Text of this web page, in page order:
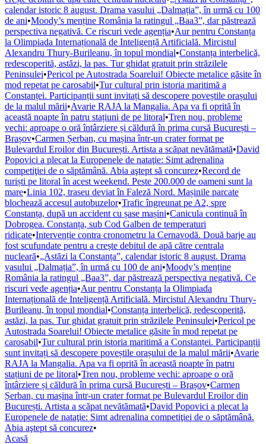
calendar istoric 8 august. Drama vasului „Dalmația”, în urmă cu 100
de ani•Moody’s menține România la ratingul „Baa3”, dar păstrează
perspectiva negativă. Ce riscuri vede agenția•Aur pentru Constanța
la Olimpiada Internațională de Inteligență Artificială. Mircistul
Alexandru Thury-Burileanu, în topul mondial•Constanța interbelică,
redescoperită, astăzi, la pas. Tur ghidat gratuit prin străzilele
Peninsulei•Pericol pe Autostrada Soarelui! Obiecte metalice găsite în
mod repetat pe carosabil•Tur cultural prin istoria maritimă a
Constanței. Participanții sunt invitați să descopere poveștile orașului
de la malul mării•Avarie RAJA la Mangalia. Apa va fi oprită în
această noapte în patru stațiuni de pe litoral•Tren nou, probleme
vechi: aproape o oră întârziere și căldură în prima cursă București –
Brașov•Carmen Șerban, cu mașina într-un crater format pe
Bulevardul Eroilor din București. Artista a scăpat nevătămată•David
Popovici a plecat la Europenele de nataţie: Simt adrenalina
competiţiei de o săptămână. Abia aştept să concurez•Record de
turiști pe litoral în acest weekend. Peste 200.000 de oameni sunt la
mare•Linia 102, traseu deviat în Faleză Nord. Mașinile parcate
blochează accesul autobuzelor•Trafic îngreunat pe A2, spre
Constanța, după un accident cu șase mașini•Canicula continuă în
Dobrogea. Constanța, sub Cod Galben de temperaturi
ridicate•Intervenție contra cronometru la Cernavodă. Două barje au
fost scufundate pentru a crește debitul de apă către centrala
nucleară•„Astăzi la Constanța”, calendar istoric 8 august. Drama
vasului „Dalmația”, în urmă cu 100 de ani•Moody’s menține
România la ratingul „Baa3”, dar păstrează perspectiva negativă. Ce
riscuri vede agenția•Aur pentru Constanța la Olimpiada
Internațională de Inteligență Artificială. Mircistul Alexandru Thury-
Burileanu, în topul mondial•Constanța interbelică, redescoperită,
astăzi, la pas. Tur ghidat gratuit prin străzilele Peninsulei•Pericol pe
Autostrada Soarelui! Obiecte metalice găsite în mod repetat pe
carosabil•Tur cultural prin istoria maritimă a Constanței. Participanții
sunt invitați să descopere poveștile orașului de la malul mării•Avarie
RAJA la Mangalia. Apa va fi oprită în această noapte în patru
stațiuni de pe litoral•Tren nou, probleme vechi: aproape o oră
întârziere și căldură în prima cursă București – Brașov•Carmen
Șerban, cu mașina într-un crater format pe Bulevardul Eroilor din
București. Artista a scăpat nevătămată•David Popovici a plecat la
Europenele de nataţie: Simt adrenalina competiţiei de o săptămână.
Abia aştept să concurez•
Acasă